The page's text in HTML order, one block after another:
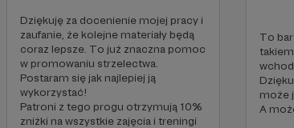
Dziękuję za docenienie mojej pracy i
zaufanie, że kolejne materiały będą
coraz lepsze. To już znaczna pomoc
w promowaniu strzelectwa.
Postaram się jak najlepiej ją
wykorzystać!
Patroni z tego progu otrzymują 10%
zniżki na wszystkie zajęcia i treningi
To
może
A